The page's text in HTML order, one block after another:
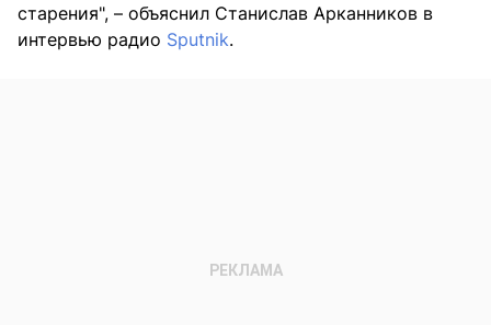
старения", – объяснил Станислав Арканников в
интервью радио Sputnik.